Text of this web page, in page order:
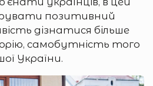
позитивний
дізнатися більше
самобутність того
України.